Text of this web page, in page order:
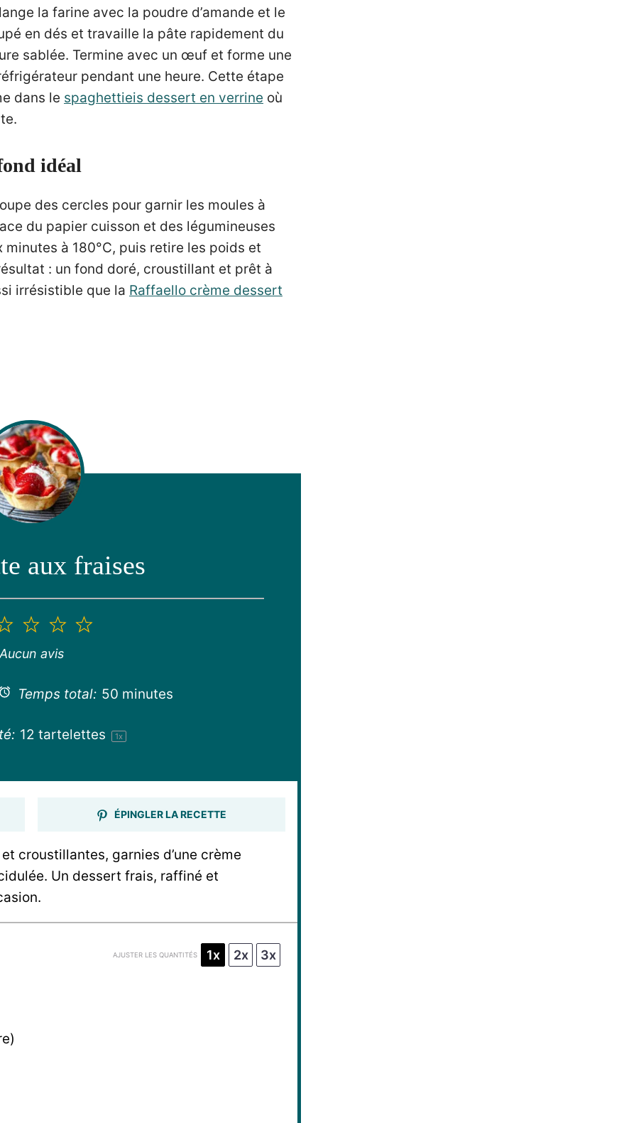
la farine avec la poudre d’amande et le
en dés et travaille la pâte rapidement du
sablée. Termine avec un œuf et forme une
pendant une heure. Cette étape
dans le spaghettieis dessert en verrine où
idéal
des cercles pour garnir les moules à
du papier cuisson et des légumineuses
à 180°C, puis retire les poids et
: un fond doré, croustillant et prêt à
irrésistible que la Raffaello crème dessert
aux fraises
5
4
3
étoiles
2
étoiles
avis
Temps total: 50 minutes
12 tartelettes 1x
ÉPINGLER LA RECETTE
croustillantes, garnies d’une crème
Un dessert frais, raffiné et
AJUSTER LES QUANTITÉS 1x 2x 3x